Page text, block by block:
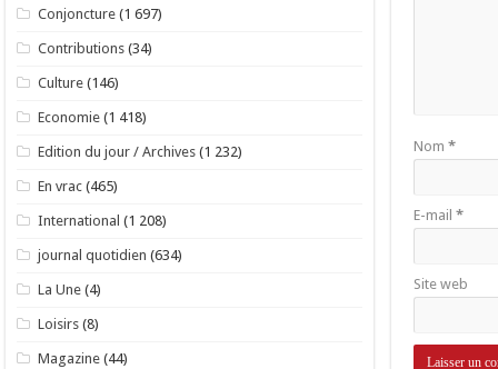
Nom *
E-mail *
Site web
Conjoncture (1 697)
Contributions (34)
Culture (146)
Economie (1 418)
Edition du jour / Archives (1 232)
En vrac (465)
International (1 208)
journal quotidien (634)
La Une (4)
Loisirs (8)
Magazine (44)